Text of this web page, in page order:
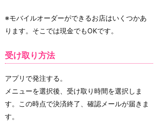
※モバイルオーダーができるお店はいくつかあ
ります。そこでは現金でもOKです。
受け取り方法
アプリで発注する。
メニューを選択後、受け取り時間を選択しま
す。この時点で決済終了、確認メールが届きま
す。